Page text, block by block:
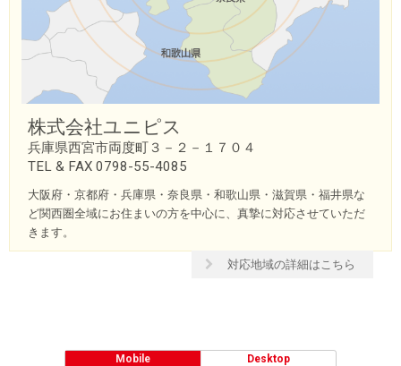
株式会社ユニピス
兵庫県西宮市両度町３－２－１７０４
TEL & FAX 0798-55-4085
大阪府・京都府・兵庫県・奈良県・和歌山県・滋賀県・福井県な
ど関西圏全域にお住まいの方を中心に、真摯に対応させていただ
きます。
対応地域の詳細はこちら
Mobile Desktop